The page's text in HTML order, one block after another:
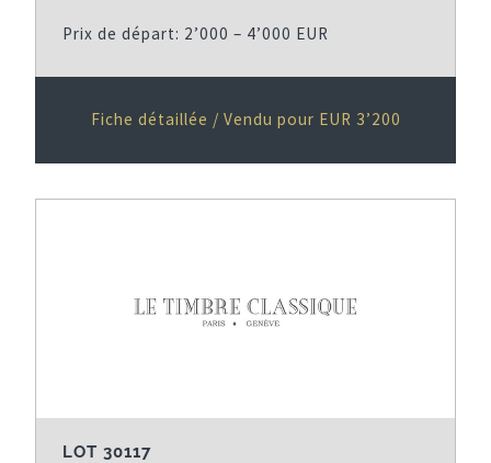
Prix de départ: 2’000 – 4’000 EUR
Fiche détaillée / Vendu pour EUR 3’200
LOT 30117